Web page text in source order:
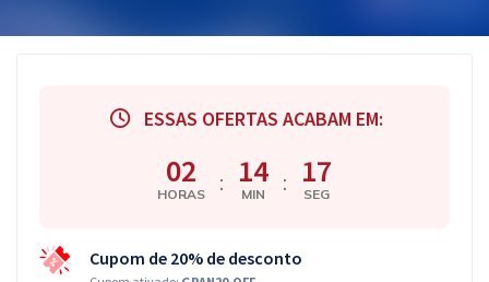
ESSAS OFERTAS ACABAM EM:
02
HORAS : 14
MIN : 17
SEG
Cupom de 20% de desconto